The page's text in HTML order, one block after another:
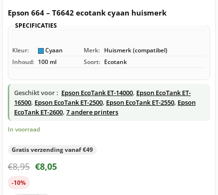
Epson 664 – T6642 ecotank cyaan huismerk
SPECIFICATIES
Kleur: Cyaan Merk: Huismerk (compatibel)
Inhoud: 100 ml Soort: Ecotank
Geschikt voor : Epson EcoTank ET-14000, Epson EcoTank ET-
16500, Epson EcoTank ET-2500, Epson EcoTank ET-2550, Epson
EcoTank ET-2600, 7 andere printers
In voorraad
Gratis verzending vanaf €49
€8,95 €8,05
-10%